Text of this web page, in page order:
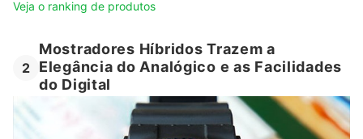
Veja o ranking de produtos
2
Mostradores Híbridos Trazem a
Elegância do Analógico e as Facilidades
do Digital